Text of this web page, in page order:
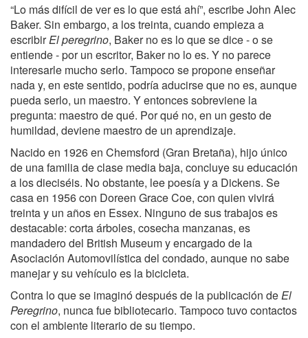
“Lo más difícil de ver es lo que está ahí”, escribe John Alec
Baker. Sin embargo, a los treinta, cuando empieza a
escribirEl peregrino, Baker no es lo que se dice - o se
entiende - por un escritor, Baker no lo es. Y no parece
interesarle mucho serlo. Tampoco se propone enseñar
nada y, en este sentido, podría aducirse que no es, aunque
pueda serlo, un maestro. Y entonces sobreviene la
pregunta: maestro de qué. Por qué no, en un gesto de
humildad, deviene maestro de un aprendizaje.
Nacido en 1926 en Chemsford (Gran Bretaña), hijo único
de una familia de clase media baja, concluye su educación
a los dieciséis. No obstante, lee poesía y a Dickens. Se
casa en 1956 con Doreen Grace Coe, con quien vivirá
treinta y un años en Essex. Ninguno de sus trabajos es
destacable: corta árboles, cosecha manzanas, es
mandadero del British Museum y encargado de la
Asociación Automovilística del condado, aunque no sabe
manejar y su vehículo es la bicicleta.
Contra lo que se imaginó después de la publicación deEl
Peregrino, nunca fue bibliotecario. Tampoco tuvo contactos
con el ambiente literario de su tiempo.